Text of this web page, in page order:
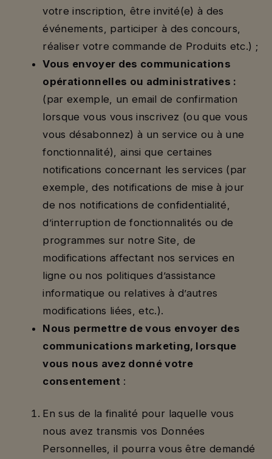
votre inscription, être invité(e) à des
événements, participer à des concours,
réaliser votre commande de Produits etc.) ;
Vous envoyer des communications
opérationnelles ou administratives :
(par exemple, un email de confirmation
lorsque vous vous inscrivez (ou que vous
vous désabonnez) à un service ou à une
fonctionnalité), ainsi que certaines
notifications concernant les services (par
exemple, des notifications de mise à jour
de nos notifications de confidentialité,
d’interruption de fonctionnalités ou de
programmes sur notre Site, de
modifications affectant nos services en
ligne ou nos politiques d’assistance
informatique ou relatives à d’autres
modifications liées, etc.).
Nous permettre de vous envoyer des
communications marketing, lorsque
vous nous avez donné votre
consentement :
En sus de la finalité pour laquelle vous
nous avez transmis vos Données
Personnelles, il pourra vous être demandé